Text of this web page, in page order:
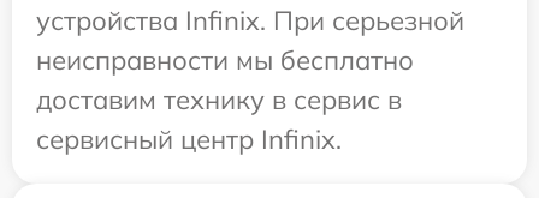
устройства Infinix. При серьезной
неисправности мы бесплатно
доставим технику в сервис в
сервисный центр Infinix.